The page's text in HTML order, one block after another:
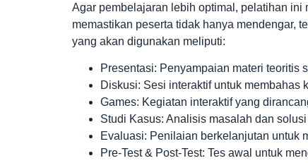
Agar pembelajaran lebih optimal, pelatihan ini
memastikan peserta tidak hanya mendengar,
yang akan digunakan meliputi:
Presentasi: Penyampaian materi teoritis
Diskusi: Sesi interaktif untuk membahas
Games: Kegiatan interaktif yang
Studi Kasus: Analisis masalah dan
Evaluasi: Penilaian berkelanjutan untuk
Pre-Test & Post-Test: Tes awal untuk